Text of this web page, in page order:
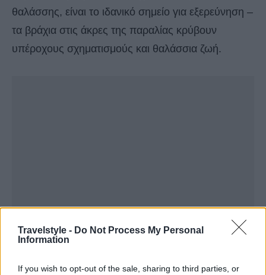
Travelstyle - Do Not Process My Personal
Information
If you wish to opt-out of the sale, sharing to third parties, or
θαλάσσης, είναι το ιδανικό σημείο για εξερεύνηση –
τα βράχια στις άκρες της παραλίας κρύβουν
υπέροχους σχηματισμούς και θαλάσσια ζωή.